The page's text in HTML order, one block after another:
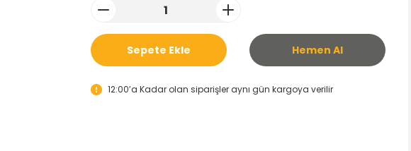
Sepete Ekle Hemen Al
12:00’a Kadar olan siparişler aynı gün kargoya verilir